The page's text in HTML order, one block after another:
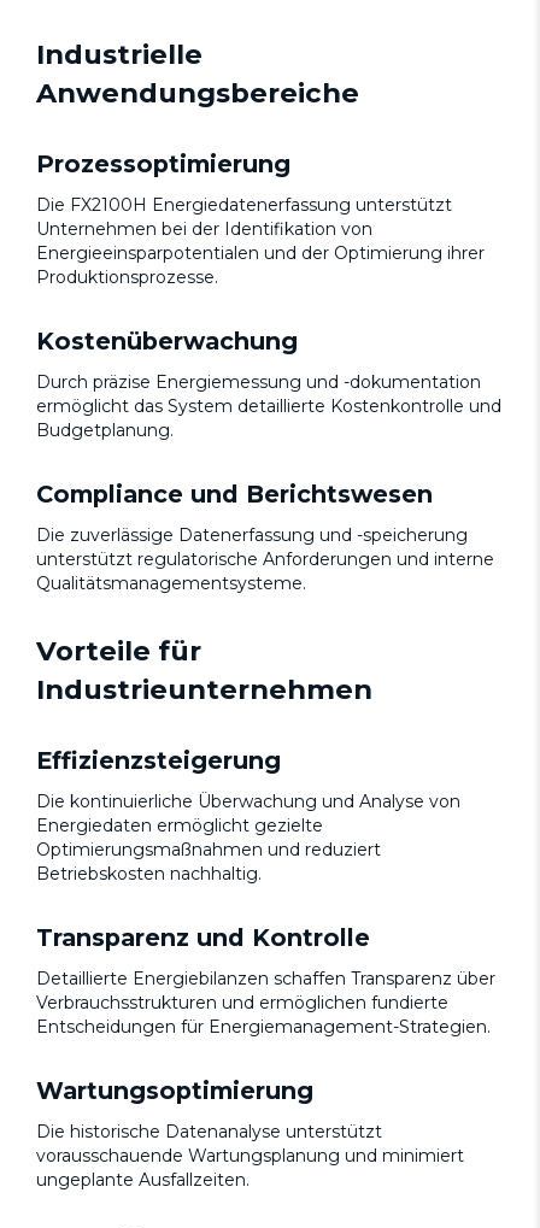
Industrielle
Anwendungsbereiche
Prozessoptimierung
Die FX2100H Energiedatenerfassung unterstützt
Unternehmen bei der Identifikation von
Energieeinsparpotentialen und der Optimierung ihrer
Produktionsprozesse.
Kostenüberwachung
Durch präzise Energiemessung und -dokumentation
ermöglicht das System detaillierte Kostenkontrolle und
Budgetplanung.
Compliance und Berichtswesen
Die zuverlässige Datenerfassung und -speicherung
unterstützt regulatorische Anforderungen und interne
Qualitätsmanagementsysteme.
Vorteile für
Industrieunternehmen
Effizienzsteigerung
Die kontinuierliche Überwachung und Analyse von
Energiedaten ermöglicht gezielte
Optimierungsmaßnahmen und reduziert
Betriebskosten nachhaltig.
Transparenz und Kontrolle
Detaillierte Energiebilanzen schaffen Transparenz über
Verbrauchsstrukturen und ermöglichen fundierte
Entscheidungen für Energiemanagement-Strategien.
Wartungsoptimierung
Die historische Datenanalyse unterstützt
vorausschauende Wartungsplanung und minimiert
ungeplante Ausfallzeiten.